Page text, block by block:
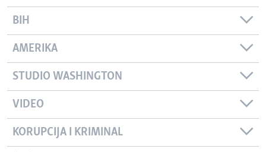
BIH
AMERIKA
STUDIO WASHINGTON
VIDEO
KORUPCIJA I KRIMINAL